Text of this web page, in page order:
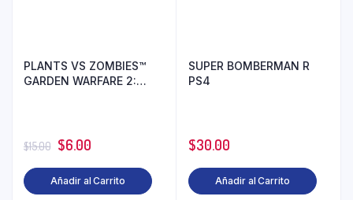
PLANTS VS ZOMBIES™
GARDEN WARFARE 2:
$15.00 $6.00
Añadir al Carrito
SUPER BOMBERMAN R
PS4
$30.00
Añadir al Carrito